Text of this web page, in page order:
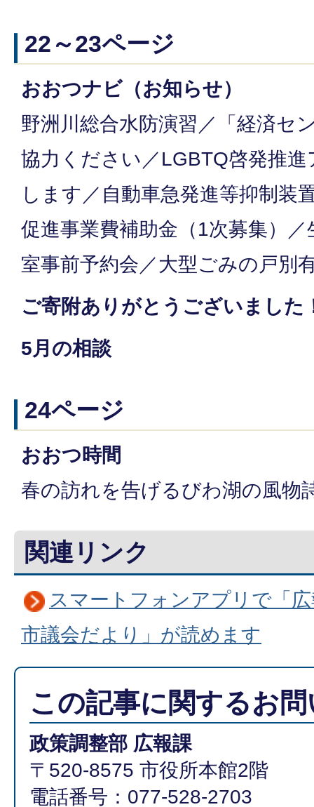
22～23ページ
おおつナビ（お知らせ）
野洲川総合水防演習／「経済セ
協力ください／LGBTQ啓発推
します／自動車急発進等抑制装
促進事業費補助金（1次募集）
室事前予約会／大型ごみの戸別
ご寄附ありがとうございました
5月の相談
24ページ
おおつ時間
春の訪れを告げるびわ湖の風物
関連リンク
スマートフォンアプリで「
市議会だより」が読めます
この記事に関するお
政策調整部 広報課
〒520-8575 市役所本館2階
電話番号：077-528-2703